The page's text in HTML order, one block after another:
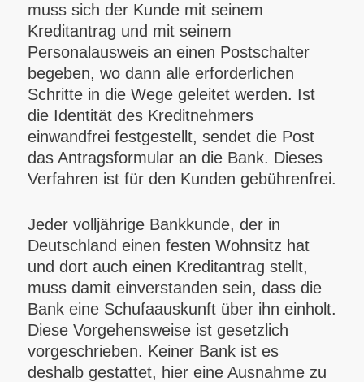
muss sich der Kunde mit seinem
Kreditantrag und mit seinem
Personalausweis an einen Postschalter
begeben, wo dann alle erforderlichen
Schritte in die Wege geleitet werden. Ist
die Identität des Kreditnehmers
einwandfrei festgestellt, sendet die Post
das Antragsformular an die Bank. Dieses
Verfahren ist für den Kunden gebührenfrei.
Jeder volljährige Bankkunde, der in
Deutschland einen festen Wohnsitz hat
und dort auch einen Kreditantrag stellt,
muss damit einverstanden sein, dass die
Bank eine Schufaauskunft über ihn einholt.
Diese Vorgehensweise ist gesetzlich
vorgeschrieben. Keiner Bank ist es
deshalb gestattet, hier eine Ausnahme zu